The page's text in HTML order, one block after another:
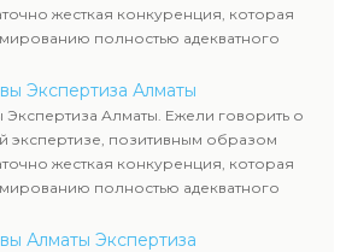
жесткая конкуренция, которая
полностью адекватного
Экспертиза Алматы
Экспертиза Алматы. Ежели говорить о
экспертизе, позитивным образом
жесткая конкуренция, которая
полностью адекватного
Алматы Экспертиза